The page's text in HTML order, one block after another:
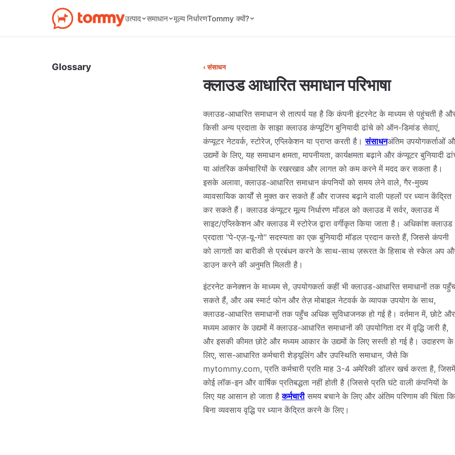
उत्पाद समाधान मूल्य निर्धारणTommy क्यों?
Glossary ‹ संसाधन
क्लाउड आधारित समाधान परिभाषा
क्लाउड-आधारित समाधान से तात्पर्य यह है कि कंपनी इंटरनेट के माध्यम से पहुंचती है
किसी अन्य प्रदाता के साझा क्लाउड कंप्यूटिंग बुनियादी ढांचे को ऑन-डिमांड सेवाएं,
कंप्यूटर नेटवर्क, स्टोरेज, एप्लिकेशन या प्राप्त करती है।संसाधनअंतिम उपयोगकर्ताओं
उद्यमों के लिए, यह समाधान क्षमता, मापनीयता, कार्यक्षमता बढ़ाने और कंप्यूटर बुनियादी
या आंतरिक कर्मचारियों के रखरखाव और लागत को कम करने में मदद कर सकता है।
इसके अलावा, क्लाउड-आधारित समाधान कंपनियों को समय लेने वाले, गैर-मुख्य
व्यावसायिक कार्यों से मुक्त कर सकते हैं और राजस्व बढ़ाने वाली पहलों पर ध्यान केंद्रित
कर सकते हैं। क्लाउड कंप्यूटर मूल्य निर्धारण मॉडल को क्लाउड में सर्वर, क्लाउड में
साइट/एप्लिकेशन और क्लाउड में स्टोरेज द्वारा वर्गीकृत किया जाता है। अधिकांश क्लाउड
प्रदाता "पे-एज़-यू-गो" सदस्यता का एक बुनियादी मॉडल प्रदान करते हैं, जिससे कंपनी
को लागतों का बारीकी से प्रबंधन करने के साथ-साथ ज़रूरत के हिसाब से स्केल अप
डाउन करने की अनुमति मिलती है।
इंटरनेट कनेक्शन के माध्यम से, उपयोगकर्ता कहीं भी क्लाउड-आधारित समाधानों तक
सकते हैं, और अब स्मार्ट फोन और तेज़ मोबाइल नेटवर्क के व्यापक उपयोग के साथ,
क्लाउड-आधारित समाधानों तक पहुँच अधिक सुविधाजनक हो गई है। वर्तमान में, छोटे और
मध्यम आकार के उद्यमों में क्लाउड-आधारित समाधानों की उपयोगिता दर में वृद्धि जारी है,
और इसकी कीमत छोटे और मध्यम आकार के उद्यमों के लिए सस्ती हो गई है। उदाहरण के
लिए, सास-आधारित कर्मचारी शेड्यूलिंग और उपस्थिति समाधान, जैसे कि
mytommy.com, प्रति कर्मचारी प्रति माह 3-4 अमेरिकी डॉलर खर्च करता है, जिसमें
कोई लॉक-इन और वार्षिक प्रतिबद्धता नहीं होती है (जिससे प्रति घंटे वाली कंपनियों के
लिए यह आसान हो जाता हैकर्मचारीसमय बचाने के लिए और अंतिम परिणाम की चिंता
बिना व्यवसाय वृद्धि पर ध्यान केंद्रित करने के लिए।